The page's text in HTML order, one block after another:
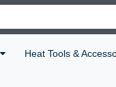
Heat Tools &